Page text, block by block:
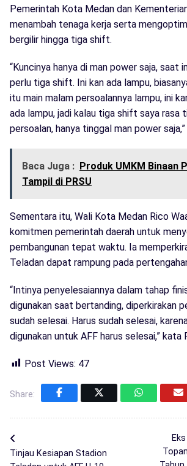
Pemerintah Kota Medan dan
menambah tenaga kerja serta
bergilir hingga tiga shift.
“Kuncinya hanya di man power saja, saat
perlu tiga shift. Ini kan ada lampu,
itu main malam persoalannya lampu, ini
ada lampu, jadi kalau tiga shift saya rasa
persoalan, hanya tinggal man power saja,”
Baca Juga : Produk UMKM Binaan
Tampil di PRSU
Sementara itu, Wali Kota Medan Rico
komitmen pemerintah daerah untuk
pembangunan tepat waktu. Ia
Teladan dapat rampung pada
“Intinya penyelesaiannya dalam tahap
digunakan saat bertanding, diperkirakan
sudah selesai. Harus sudah selesai,
digunakan untuk AFF harus selesai,” kata
Post Views: 47
Share:
Tinjau Kesiapan Stadion